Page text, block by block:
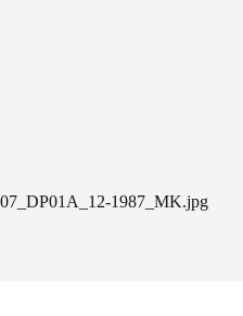
07_DP01A_12-1987_MK.jpg